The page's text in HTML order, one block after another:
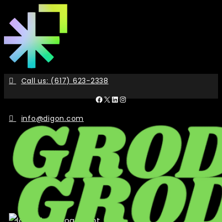
to
content
Call us: (617) 623-2338
Facebook
X LinkedIn
Instagram
info@digon.com